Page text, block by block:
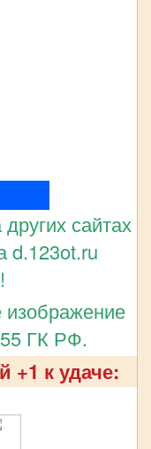
сайтах
d.123ot.ru
ГК РФ.
+1 к удаче: